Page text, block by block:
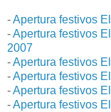
-Apertura festivos
-Apertura festivos
2007
-Apertura festivos
-Apertura festivos
-Apertura festivos
-Apertura festivos